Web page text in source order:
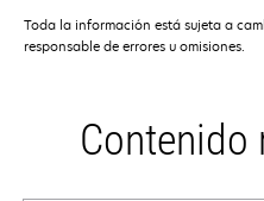
Toda la información está sujeta a
responsable de errores u omisiones.
Contenido